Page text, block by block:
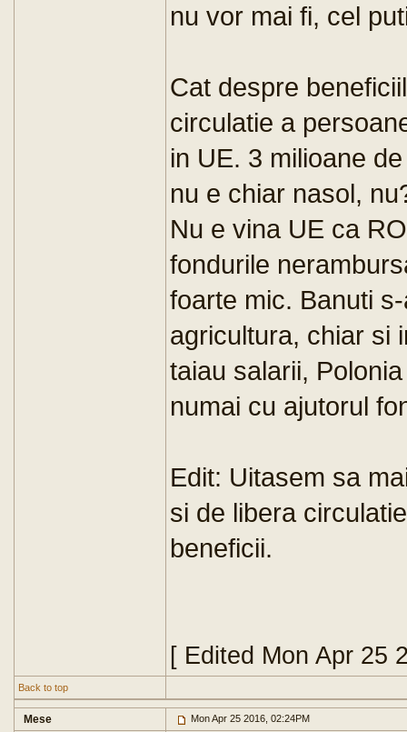
nu vor mai fi, cel
Cat despre
circulatie a
in UE. 3 milioane
nu e chiar nasol,
Nu e vina UE ca
fondurile
foarte mic. Banuti
agricultura, chiar si
taiau salarii,
numai cu ajutorul
Edit: Uitasem sa
si de libera
beneficii.
[ Edited Mon Apr 25
Back to top
Mese Mon Apr 25 2016, 02:24PM